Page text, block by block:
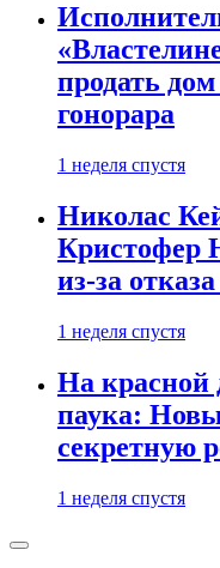
продать
гонорара
1 неделя спустя
Николас
Кристофер
из-за
1 неделя спустя
На красной
паука:
секретную
1 неделя спустя